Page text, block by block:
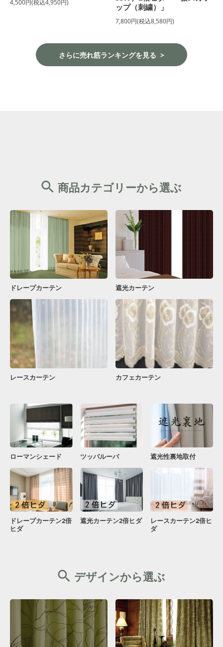
4,500円(税込4,950円)
ップ（刺繍）」
7,800円(税込8,580円)
さらに売れ筋ランキングを見る
商品カテゴリーから選ぶ
ドレープカーテン 遮光カーテン
レースカーテン カフェカーテン
ローマンシェード ツッパルーバ 遮光性裏地取付
ドレープカーテン2倍
ヒダ
遮光カーテン2倍ヒダ
レースカーテン2倍ヒ
ダ
デザインから選ぶ